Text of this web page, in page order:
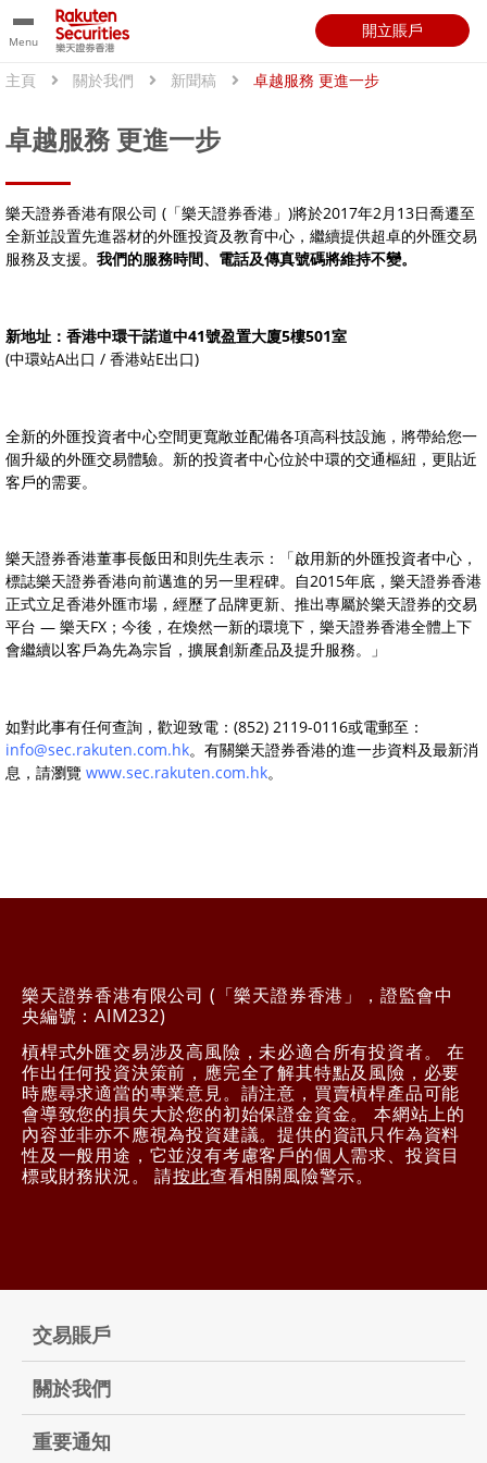
Menu
開立賬戶
主頁 關於我們 新聞稿 卓越服務 更進一步
卓越服務 更進一步
樂天證券香港有限公司 (「樂天證券香港」)將於2017年2月13日喬遷至
全新並設置先進器材的外匯投資及教育中心，繼續提供超卓的外匯交易
服務及支援。 我們的服務時間、電話及傳真號碼將維持不變。
新地址：香港中環干諾道中41號盈置大廈5樓501室
(中環站A出口 / 香港站E出口)
全新的外匯投資者中心空間更寬敞並配備各項高科技設施，將帶給您一
個升級的外匯交易體驗。新的投資者中心位於中環的交通樞紐，更貼近
客戶的需要。
樂天證券香港董事長飯田和則先生表示：「啟用新的外匯投資者中心，
標誌樂天證券香港向前邁進的另一里程碑。自2015年底，樂天證券香港
正式立足香港外匯市場，經歷了品牌更新、推出專屬於樂天證券的交易
平台 — 樂天FX；今後，在煥然一新的環境下，樂天證券香港全體上下
會繼續以客戶為先為宗旨，擴展創新產品及提升服務。」
如對此事有任何查詢，歡迎致電：(852) 2119-0116或電郵至：
info@sec.rakuten.com.hk。有關樂天證券香港的進一步資料及最新消
息，請瀏覽 www.sec.rakuten.com.hk。
樂天證券香港有限公司 (「樂天證券香港」，證監會中
央編號：AIM232)
槓桿式外匯交易涉及高風險，未必適合所有投資者。 在
作出任何投資決策前，應完全了解其特點及風險，必要
時應尋求適當的專業意見。請注意，買賣槓桿產品可能
會導致您的損失大於您的初始保證金資金。 本網站上的
內容並非亦不應視為投資建議。提供的資訊只作為資料
性及一般用途，它並沒有考慮客戶的個人需求、投資目
標或財務狀況。 請按此查看相關風險警示。
交易賬戶
關於我們
重要通知